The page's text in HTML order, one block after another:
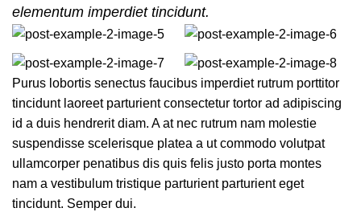
elementum imperdiet tincidunt.
Purus lobortis senectus faucibus imperdiet rutrum porttitor
tincidunt laoreet parturient consectetur tortor ad adipiscing
id a duis hendrerit diam. A at nec rutrum nam molestie
suspendisse scelerisque platea a ut commodo volutpat
ullamcorper penatibus dis quis felis justo porta montes
nam a vestibulum tristique parturient parturient eget
tincidunt. Semper dui.